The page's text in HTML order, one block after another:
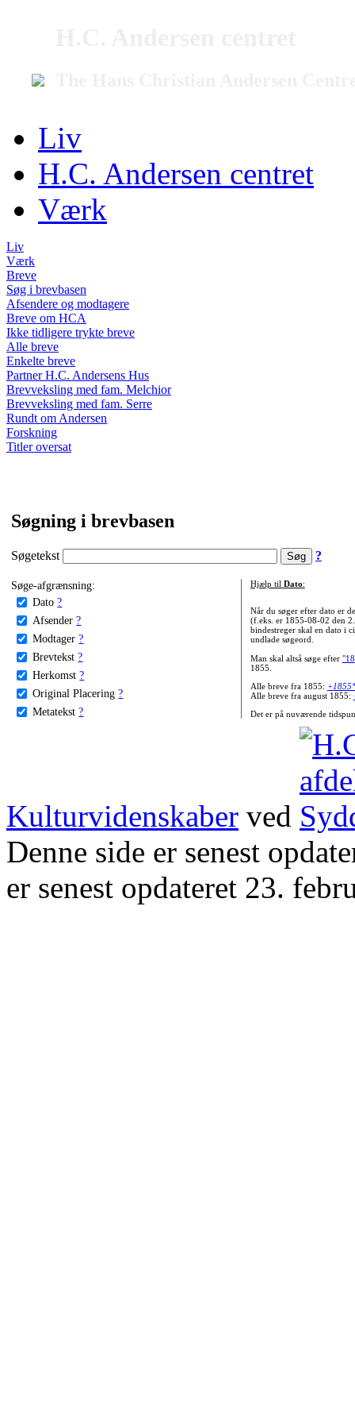
Liv
H.C. Andersen centret
Værk
Liv
Værk
Breve
Søg i brevbasen
Afsendere og modtagere
Breve om HCA
Ikke tidligere trykte breve
Alle breve
Enkelte breve
Partner H.C. Andersens Hus
Brevveksling med fam. Melchior
Brevveksling med fam. Serre
Rundt om Andersen
Forskning
Titler oversat
Søgning i brevbasen
Søgetekst ?
Søge-afgrænsning:
Dato ?
Afsender ?
Modtager ?
Brevtekst ?
Herkomst ?
Original Placering ?
Metatekst ?
Hjælp til Dato:
Når du søger efter dato er
(f.eks. er 1855-08-02 den
bindestreger skal en dato i
undlade søgeord.
Man skal altså søge efter
1855.
Alle breve fra 1855:
Alle breve fra august 1855:
Det er på nuværende
Kulturvidenskaber ved
Denne side er senest
er senest opdateret 23.